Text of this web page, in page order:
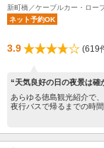
新町橋／ケーブルカー・ロー
ネット予約OK
3.9 (619
“天気良好の日の夜景は確
あらゆる徳島観光紹介で
夜行バスで帰るまでの時間